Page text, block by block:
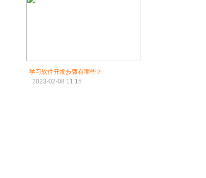
学习软件开发步骤有哪些？
2023-02-08 11:15